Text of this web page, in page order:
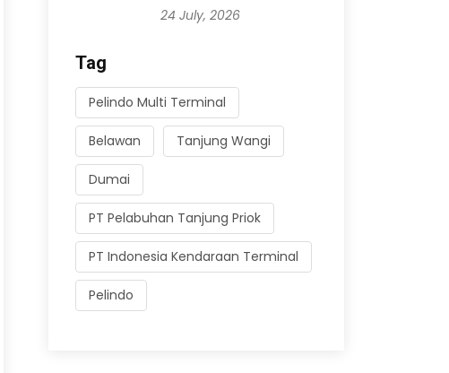
24 July, 2026
Tag
Pelindo Multi Terminal
Belawan Tanjung Wangi
Dumai
PT Pelabuhan Tanjung Priok
PT Indonesia Kendaraan Terminal
Pelindo